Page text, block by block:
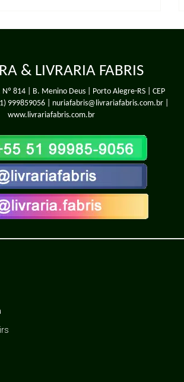
& LIVRARIA FABRIS
Nº 814 | B. Menino Deus | Porto Alegre-RS | CEP
999859056| nuriafabris@livrariafabris.com.br |
www.livrariafabris.com.br